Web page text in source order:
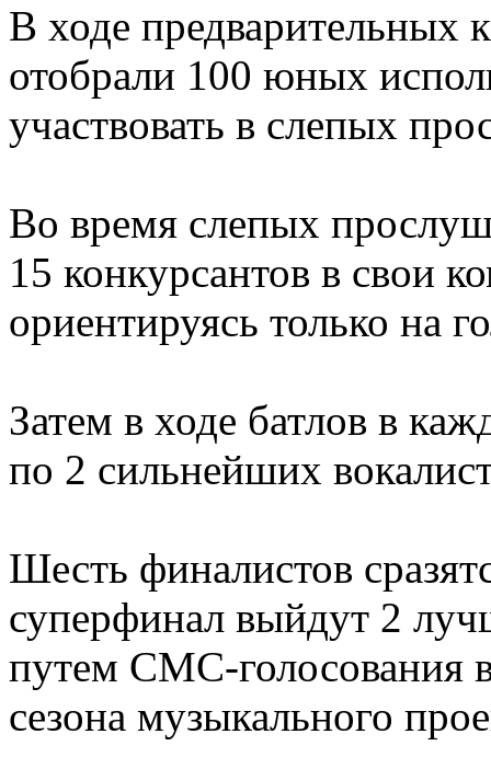
В ходе предварительных
отобрали 100 юных
участвовать в слепых
Во время слепых
15 конкурсантов в свои
ориентируясь только на
Затем в ходе батлов в
по 2 сильнейших
Шесть финалистов
суперфинал выйдут 2
путем СМС-голосования
сезона музыкального